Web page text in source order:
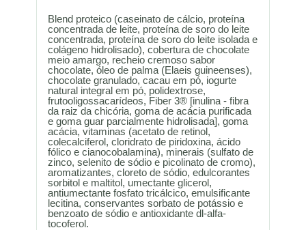
Blend proteico (caseinato de cálcio, proteína
concentrada de leite, proteína de soro do leite
concentrada, proteína de soro do leite isolada e
colágeno hidrolisado), cobertura de chocolate
meio amargo, recheio cremoso sabor
chocolate, óleo de palma (Elaeis guineenses),
chocolate granulado, cacau em pó, iogurte
natural integral em pó, polidextrose,
frutooligossacarídeos, Fiber 3® [inulina - fibra
da raiz da chicória, goma de acácia purificada
e goma guar parcialmente hidrolisada], goma
acácia, vitaminas (acetato de retinol,
colecalciferol, cloridrato de piridoxina, ácido
fólico e cianocobalamina), minerais (sulfato de
zinco, selenito de sódio e picolinato de cromo),
aromatizantes, cloreto de sódio, edulcorantes
sorbitol e maltitol, umectante glicerol,
antiumectante fosfato tricálcico, emulsificante
lecitina, conservantes sorbato de potássio e
benzoato de sódio e antioxidante dl-alfa-
tocoferol.